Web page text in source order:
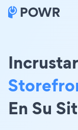
En Su